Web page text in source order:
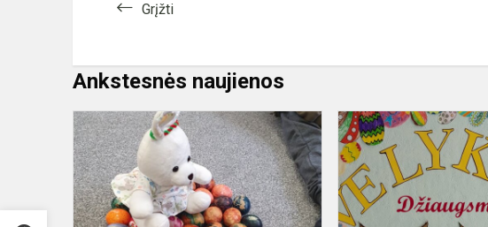
Grįžti
Ankstesnės naujienos
Atvelykio
šventė